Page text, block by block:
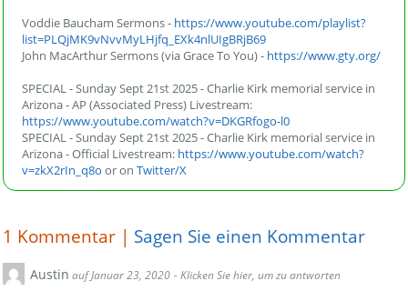
Voddie Baucham Sermons - https://www.youtube.com/playlist?
list=PLQjMK9vNvvMyLHjfq_EXk4nlUIgBRjB69
John MacArthur Sermons (via Grace To You) - https://www.gty.org/
SPECIAL - Sunday Sept 21st 2025 - Charlie Kirk memorial service in
Arizona - AP (Associated Press) Livestream:
https://www.youtube.com/watch?v=DKGRfogo-l0
SPECIAL - Sunday Sept 21st 2025 - Charlie Kirk memorial service in
Arizona - Official Livestream: https://www.youtube.com/watch?
v=zkX2rIn_q8o or onTwitter/X
1 Kommentar | Sagen Sie einen Kommentar
Austin auf Januar 23, 2020 - Klicken Sie hier, um zu antworten